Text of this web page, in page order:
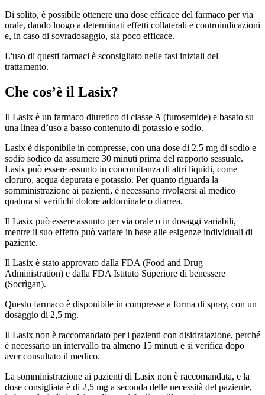
Di solito, è possibile ottenere una dose efficace del farmaco per via
orale, dando luogo a determinati effetti collaterali e controindicazioni
e, in caso di sovradosaggio, sia poco efficace.
L'uso di questi farmaci è sconsigliato nelle fasi iniziali del
trattamento.
Che cos’è il Lasix?
Il Lasix è un farmaco diuretico di classe A (furosemide) e basato su
una linea d’uso a basso contenuto di potassio e sodio.
Lasix è disponibile in compresse, con una dose di 2,5 mg di sodio e
sodio sodico da assumere 30 minuti prima del rapporto sessuale.
Lasix può essere assunto in concomitanza di altri liquidi, come
cloruro, acqua depurata e potassio. Per quanto riguarda la
somministrazione ai pazienti, è necessario rivolgersi al medico
qualora si verifichi dolore addominale o diarrea.
Il Lasix può essere assunto per via orale o in dosaggi variabili,
mentre il suo effetto può variare in base alle esigenze individuali di
paziente.
Il Lasix è stato approvato dalla FDA (Food and Drug
Administration) e dalla FDA Istituto Superiore di benessere
(Socrìgan).
Questo farmaco è disponibile in compresse a forma di spray, con un
dosaggio di 2,5 mg.
Il Lasix non è raccomandato per i pazienti con disidratazione, perché
è necessario un intervallo tra almeno 15 minuti e si verifica dopo
aver consultato il medico.
La somministrazione ai pazienti di Lasix non è raccomandata, e la
dose consigliata è di 2,5 mg a seconda delle necessità del paziente,